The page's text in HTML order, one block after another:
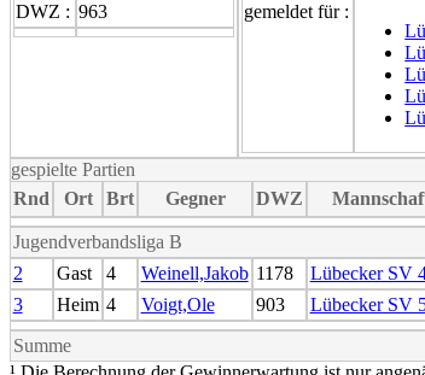
DWZ : 963
gemeldet für :
gespielte Partien
Rnd
Ort Brt Gegner DWZ
Jugendverbandsliga B
2
Gast 4 Weinell,Jakob 1178 Lübecker SV
3
Heim 4 Voigt,Ole 903 Lübecker SV
Summe